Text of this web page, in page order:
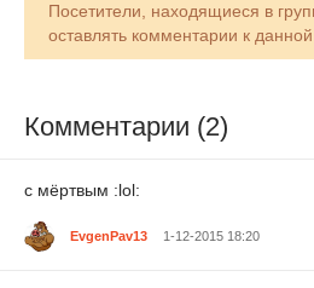
Посетители, находящиеся в
оставлять комментарии к данной
Комментарии (2)
с мёртвым :lol:
EvgenPav13 1-12-2015 18:20